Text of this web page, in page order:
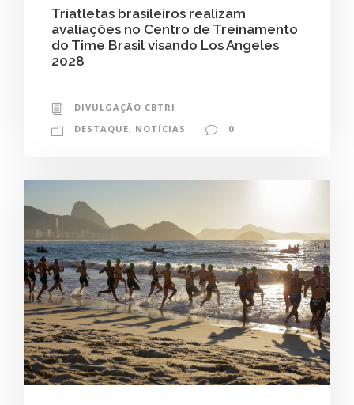
Triatletas brasileiros realizam
avaliações no Centro de Treinamento
do Time Brasil visando Los Angeles
2028
DIVULGAÇÃO CBTRI
DESTAQUE, NOTÍCIAS 0